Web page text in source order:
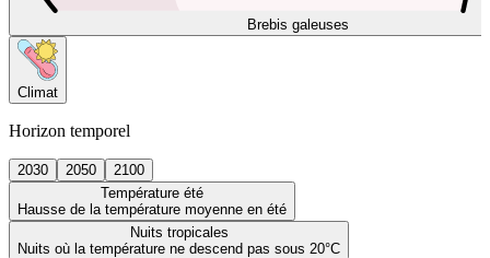
Brebis galeuses
Climat
Horizon temporel
2030 2050
2100
Température été
Hausse de la température moyenne en été
Nuits tropicales
Nuits où la température ne descend pas sous 20°C